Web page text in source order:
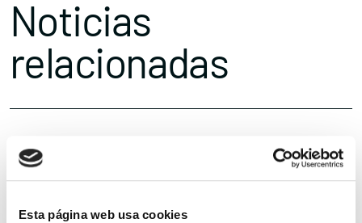
Esta página web usa cookies
Noticias
relacionadas